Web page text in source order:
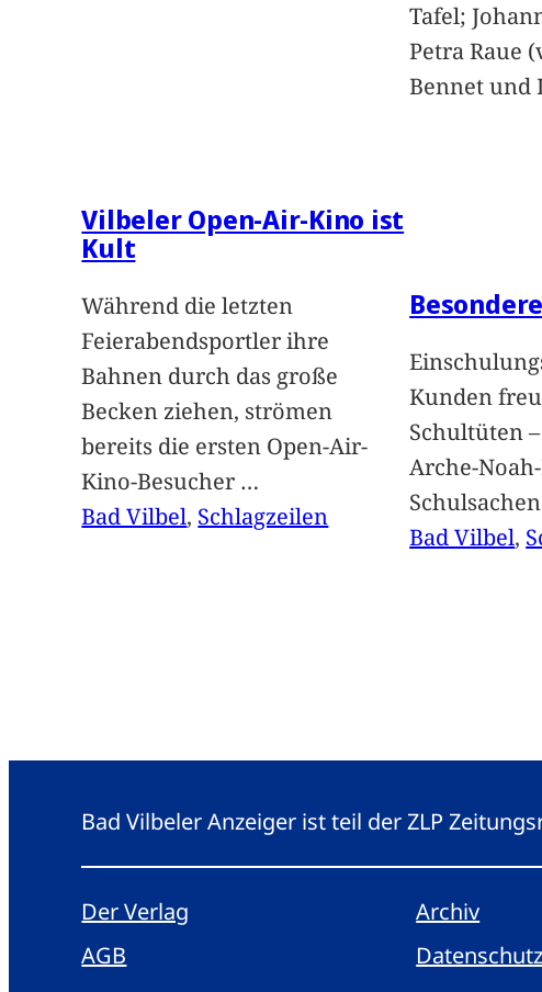
Vilbeler Open-Air-Kino ist
Kult
Während die letzten
Feierabendsportler ihre
Bahnen durch das große
Becken ziehen, strömen
bereits die ersten Open-Air-
Kino-Besucher …
Bad Vilbel, Schlagzeilen
Tafel;
Petra Raue
Bennet und
Kunden
Schultüten
Arche-
Bad Vilbel,
Bad Vilbeler Anzeiger ist teil der ZLP
Der Verlag Archiv
AGB
Datenschutz